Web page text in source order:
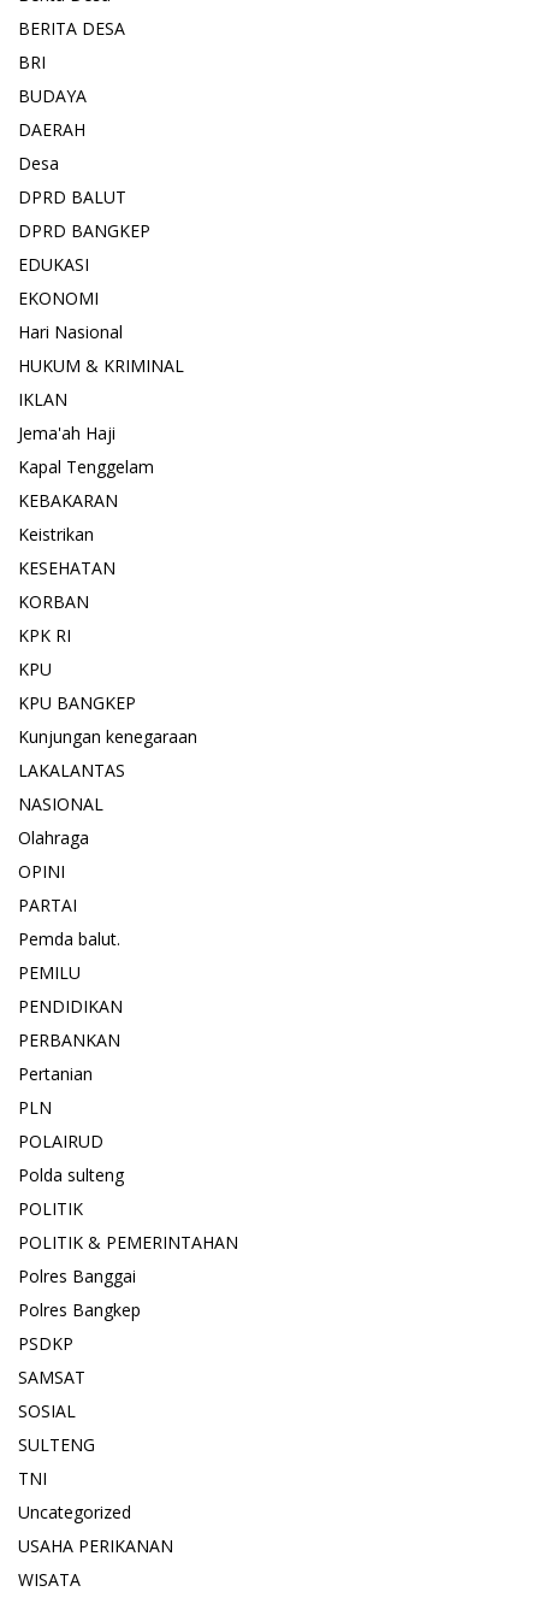
BERITA DESA
BRI
BUDAYA
DAERAH
Desa
DPRD BALUT
DPRD BANGKEP
EDUKASI
EKONOMI
Hari Nasional
HUKUM & KRIMINAL
IKLAN
Jema'ah Haji
Kapal Tenggelam
KEBAKARAN
Keistrikan
KESEHATAN
KORBAN
KPK RI
KPU
KPU BANGKEP
Kunjungan kenegaraan
LAKALANTAS
NASIONAL
Olahraga
OPINI
PARTAI
Pemda balut.
PEMILU
PENDIDIKAN
PERBANKAN
Pertanian
PLN
POLAIRUD
Polda sulteng
POLITIK
POLITIK & PEMERINTAHAN
Polres Banggai
Polres Bangkep
PSDKP
SAMSAT
SOSIAL
SULTENG
TNI
Uncategorized
USAHA PERIKANAN
WISATA